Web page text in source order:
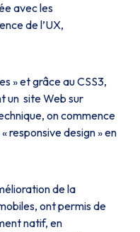
avec les
de l’UX,
» et grâce au CSS3,
un site Web sur
on commence
responsive design » en
de la
ont permis de
natif, en